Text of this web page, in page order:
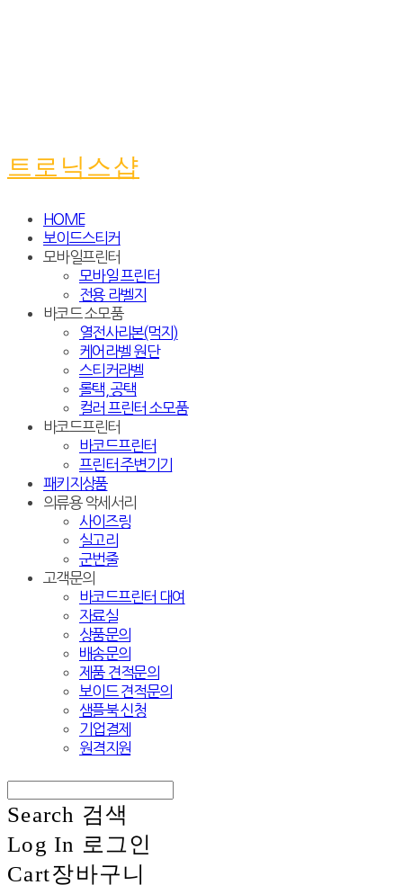
트로닉스샵
HOME
보이드스티커
모바일프린터
모바일 프린터
전용 라벨지
바코드 소모품
열전사리본(먹지)
케어라벨 원단
스티커라벨
롤택, 공택
컬러 프린터 소모품
바코드프린터
바코드프린터
프린터 주변기기
패키지상품
의류용 악세서리
사이즈링
실고리
군번줄
고객문의
바코드프린터 대여
자료실
상품문의
배송문의
제품 견적문의
보이드 견적문의
샘플북 신청
기업결제
원격지원
Search 검색
Log In 로그인
Cart장바구니